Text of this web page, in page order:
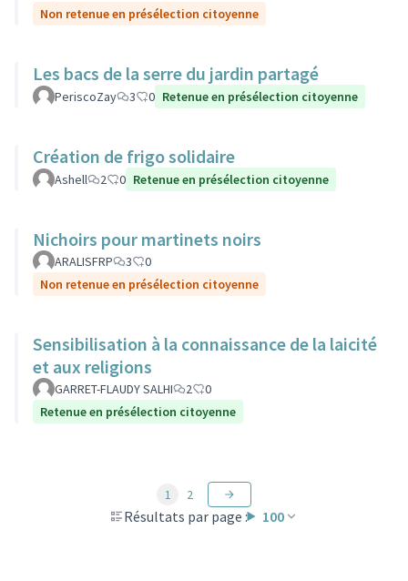
Non retenue en présélection citoyenne
Les bacs de la serre du jardin partagé
PeriscoZay 3 0 Retenue en présélection citoyenne
Création de frigo solidaire
Ashell 2 0 Retenue en présélection citoyenne
Nichoirs pour martinets noirs
ARALISFRP 3
0
Non retenue en présélection citoyenne
Sensibilisation à la connaissance de la laicité
et aux religions
GARRET-FLAUDY SALHI 2
0
Retenue en présélection citoyenne
Résultats par page : 100
1 2